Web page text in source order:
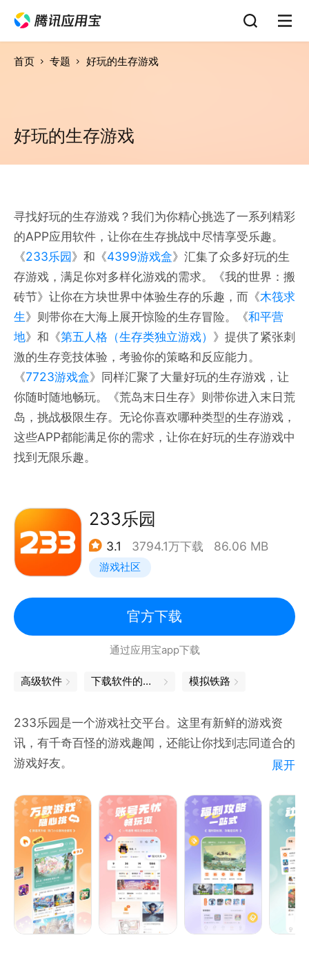
首页 专题 好玩的生存游戏
好玩的生存游戏
寻找好玩的生存游戏？我们为你精心挑选了一系列精彩
的APP应用软件，让你在生存挑战中尽情享受乐趣。
《233乐园》和《4399游戏盒》汇集了众多好玩的生
存游戏，满足你对多样化游戏的需求。《我的世界：搬
砖节》让你在方块世界中体验生存的乐趣，而《木筏求
生》则带你在大海上展开惊险的生存冒险。《和平营
地》和《第五人格（生存类独立游戏） 》提供了紧张刺
激的生存竞技体验，考验你的策略和反应能力。
《7723游戏盒》同样汇聚了大量好玩的生存游戏，让
你随时随地畅玩。《荒岛末日生存》则带你进入末日荒
岛，挑战极限生存。无论你喜欢哪种类型的生存游戏，
这些APP都能满足你的需求，让你在好玩的生存游戏中
找到无限乐趣。
233乐园
3.1 3794.1万下载 86.06 MB
游戏社区
官方下载
通过应用宝app下载
高级软件 下载软件的软件 模拟铁路
233乐园是一个游戏社交平台。这里有新鲜的游戏资
讯，有千奇百怪的游戏趣闻，还能让你找到志同道合的
游戏好友。
【精彩社区】
好玩又有趣的游戏社区，发现你喜欢的那一款。
【社区交友】
交流游戏中的有趣瞬间，寻找志同道合的游戏好友。
展开